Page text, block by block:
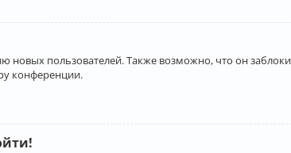
пользователей. Также возможно, что он
конференции.